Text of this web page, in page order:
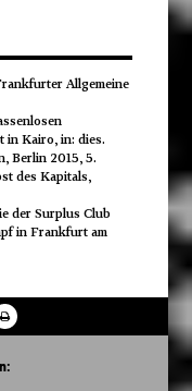
Allgemeine
in Kairo, in: dies.
Berlin 2015, 5.
des Kapitals,
der Surplus Club
in Frankfurt am